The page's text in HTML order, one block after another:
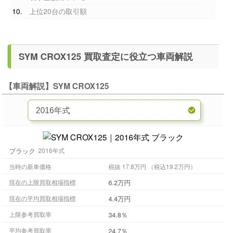
上位20台の取引額
SYM CROX125 買取査定に役立つ車両解説
【車両解説】SYM CROX125
ブラック 2016年式
当時の新車価格
税抜 17.8万円 （税込19.2万円）
現在の上限買取相場指標
6.2万円
現在の平均買取相場指標 4.4万円
上限参考買取率 34.8％
平均参考買取率 24.7％